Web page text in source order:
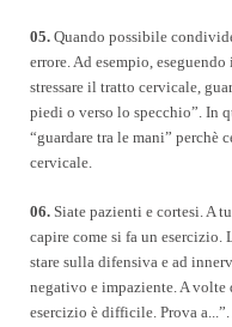
05. Quando possibile
errore. Ad esempio,
stressare il tratto cervicale,
piedi o verso lo specchio”. In
“guardare tra le mani” perchè
cervicale.
06. Siate pazienti e cortesi. A
capire come si fa un esercizio.
stare sulla difensiva e ad
negativo e impaziente. A volte
esercizio è difficile. Prova